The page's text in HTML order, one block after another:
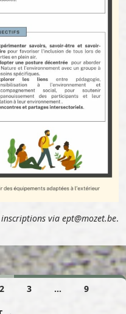
via ept@mozet.be.
2 3 … 9